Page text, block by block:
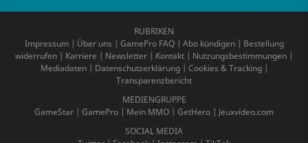
RUBRIKEN
Impressum| Über uns | GamePro FAQ| Abo kündigen| Bestellung
widerrufen | Karriere | Newsletter | Kontakt | Nutzungsbestimmungen |
Mediadaten| Datenschutzerklärung| Cookies & Tracking|
Transparenzbericht
MEDIENGRUPPE
GameStar | GamePro | Mein MMO | GetHero | Jeuxvideo.com
SOCIAL MEDIA